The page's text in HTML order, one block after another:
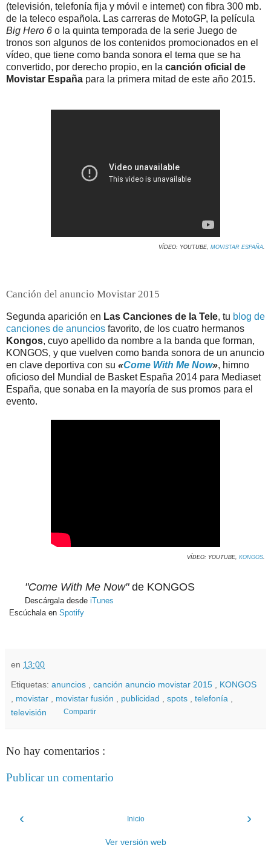
(televisión, telefonía fija y móvil e internet) con fibra 300 mb.
de la teleco española. Las carreras de MotoGP, la película
Big Hero 6 o la quinta temporada de la serie Juego de
tronos son algunos de los contenidos promocionados en el
vídeo, que tiene como banda sonora el tema que se ha
convertido, por derecho propio, en la canción oficial de
Movistar España para la primera mitad de este año 2015.
VÍDEO: YOUTUBE, MOVISTAR ESPAÑA
Canción del anuncio Movistar 2015
Segunda aparición en Las Canciones de la Tele, tu blog de
canciones de anuncios favorito, de los cuatro hermanos
Kongos, cuyo apellido da nombre a la banda que forman,
KONGOS, y que vuelven como banda sonora de un anuncio
en clave deportiva con su «Come With Me Now», himno
oficioso del Mundial de Basket España 2014 para Mediaset
España, que sonaba en la mayoría de sus promos para el
evento.
VÍDEO: YOUTUBE, KONGOS
"Come With Me Now"de KONGOS
Descárgala desde iTunes
Escúchala en Spotify
en 13:00
Etiquetas: anuncios canción anuncio movistar 2015
KONGOS
movistar movistar fusión publicidad spots telefonía
televisión
Compartir
No hay comentarios :
Publicar un comentario
‹ ›
Inicio
Ver versión web